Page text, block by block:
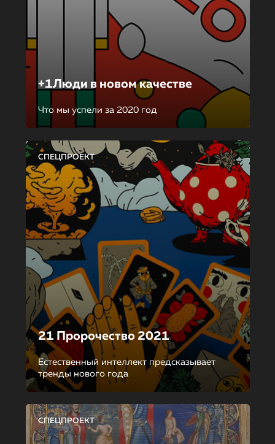
+1Люди в новом качестве
Что мы успели за 2020 год
СПЕЦПРОЕКТ
21 Пророчество 2021
Естественный интеллект предсказывает
тренды нового года
СПЕЦПРОЕКТ